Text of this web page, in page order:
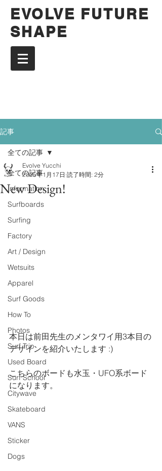
EVOLVE FUTURE
SHAPE
記事
全ての記事
Information
Surfboards
Surfing
Factory
Art / Design
Wetsuits
Apparel
Surf Goods
How To
Photos
Surf Trip
Used Board
Surf School
Citywave
Skateboard
VANS
Sticker
Dogs
全ての記事
New Design!
Evolve Yucchi
2025年1月17日 読了時間: 2分
本日は前田先生のメンタワイ用3本目の
デザインを紹介いたします :)
こちらのボードも水玉・UFO系ボード
になります。